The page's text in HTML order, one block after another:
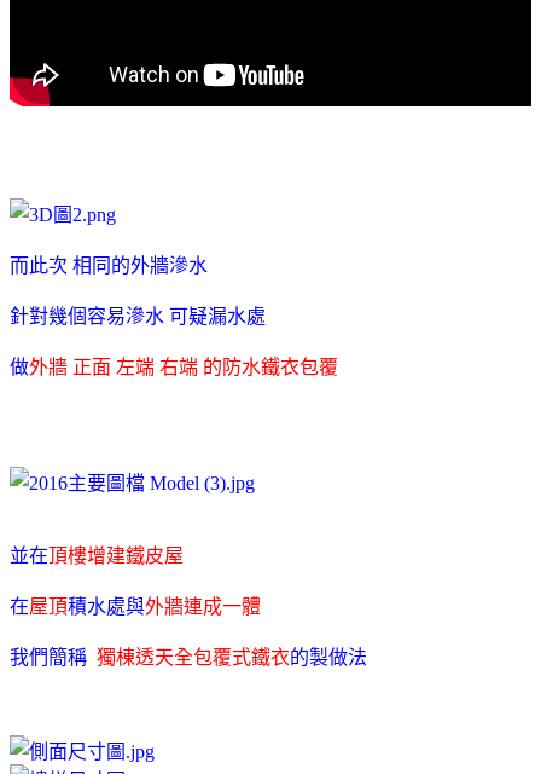
而此次 相同的外牆滲水
針對幾個容易滲水 可疑漏水處
做外牆 正面 左端 右端 的防水鐵衣包覆
並在頂樓增建鐵皮屋
在屋頂積水處與外牆連成一體
我們簡稱 獨棟透天全包覆式鐵衣的製做法